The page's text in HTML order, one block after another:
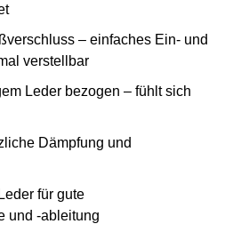
– einfaches Ein- und
verstellbar
Leder bezogen – fühlt sich
Dämpfung und
für gute
und -ableitung